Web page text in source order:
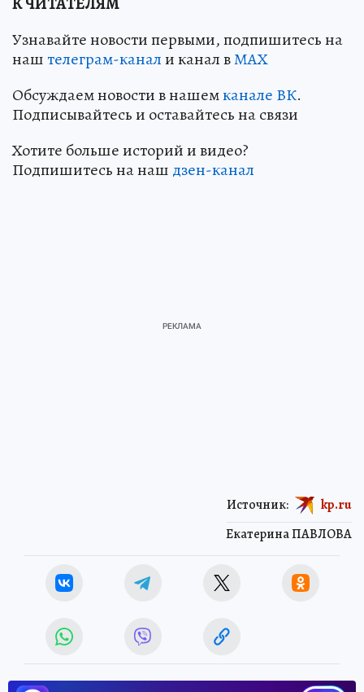
Узнавайте новости первыми, подпишитесь на
наштелеграм-канали канал вМАХ
Обсуждаем новости в нашемканале ВК.
Подписывайтесь и оставайтесь на связи
Хотите больше историй и видео?
Подпишитесь на наш дзен-канал
Екатерина ПАВЛОВА
Источник: kp.ru